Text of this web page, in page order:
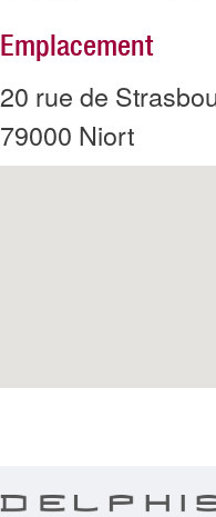
Emplacement
20 rue de
79000 Niort